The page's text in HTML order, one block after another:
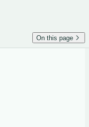
On this page